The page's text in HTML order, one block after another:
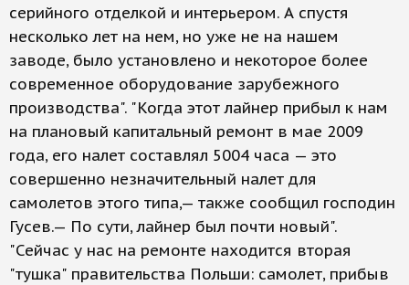
серийного отделкой и интерьером. А спустя
несколько лет на нем, но уже не на нашем
заводе, было установлено и некоторое более
современное оборудование зарубежного
производства". "Когда этот лайнер прибыл к нам
на плановый капитальный ремонт в мае 2009
года, его налет составлял 5004 часа — это
совершенно незначительный налет для
самолетов этого типа,— также сообщил господин
Гусев.— По сути, лайнер был почти новый".
"Сейчас у нас на ремонте находится вторая
"тушка" правительства Польши: самолет, прибыв